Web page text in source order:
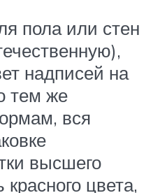
пола или стен
надписей на
тем же
вся
высшего
цвета,